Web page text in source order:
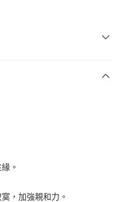
。
，加強親和力。